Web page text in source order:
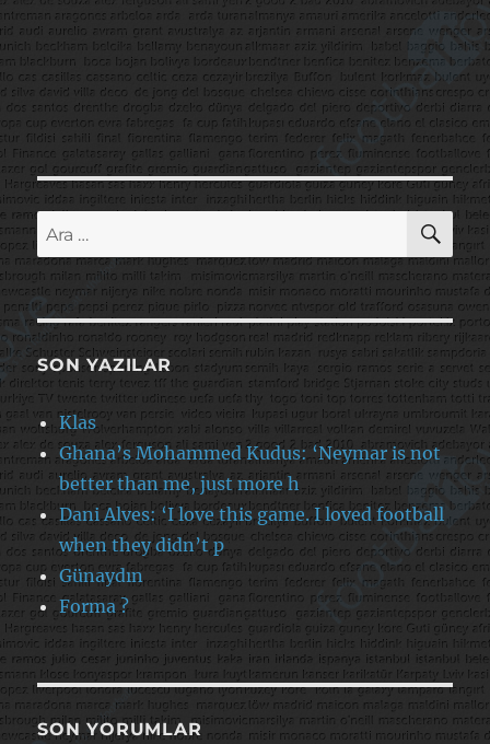
Ara:
SON YAZILAR
Klas
Ghana’s Mohammed Kudus: ‘Neymar is not
better than me, just more h
Dani Alves: ‘I love this game. I loved football
when they didn’t p
Günaydın
Forma ?
SON YORUMLAR